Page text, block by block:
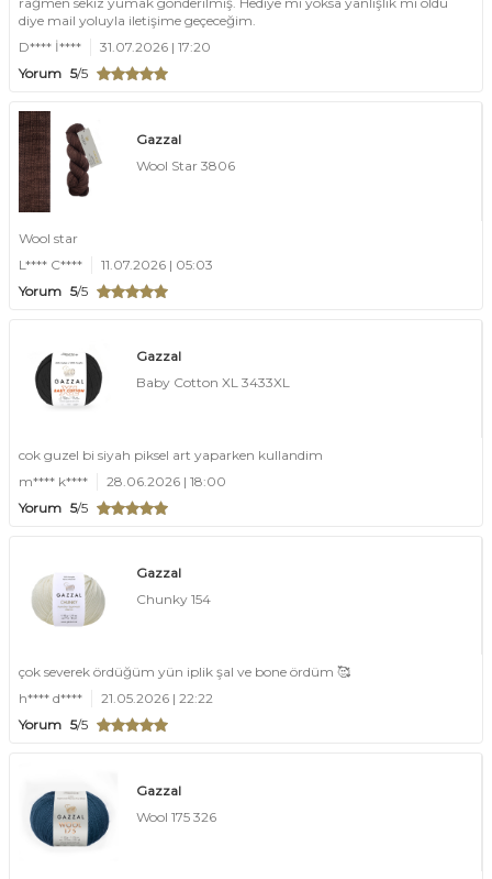
diye mail yoluyla iletişime geçeceğim.
D**** İ****
31.07.2026 | 17:20
Yorum 5/5
Gazzal
Wool Star 3806
Wool star
L**** C****
11.07.2026 | 05:03
Yorum 5/5
Gazzal
Baby Cotton XL 3433XL
cok guzel bi siyah piksel art yaparken kullandim
m**** k****
28.06.2026 | 18:00
Yorum 5/5
Gazzal
Chunky 154
çok severek ördüğüm yün iplik şal ve bone ördüm 🥰
h**** d****
21.05.2026 | 22:22
Yorum 5/5
Gazzal
Wool 175 326